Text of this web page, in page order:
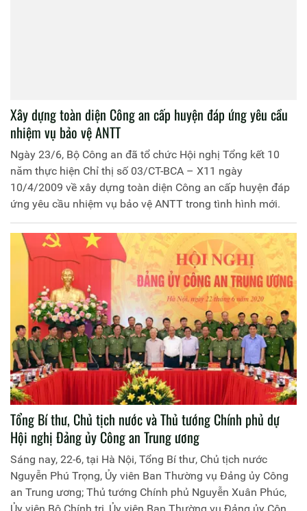
Xây dựng toàn diện Công an cấp huyện đáp ứng yêu cầu
nhiệm vụ bảo vệ ANTT
Ngày 23/6, Bộ Công an đã tổ chức Hội nghị Tổng kết 10
năm thực hiện Chỉ thị số 03/CT-BCA – X11 ngày
10/4/2009 về xây dựng toàn diện Công an cấp huyện đáp
ứng yêu cầu nhiệm vụ bảo vệ ANTT trong tình hình mới.
Tổng Bí thư, Chủ tịch nước và Thủ tướng Chính phủ dự
Hội nghị Đảng ủy Công an Trung ương
Sáng nay, 22-6, tại Hà Nội, Tổng Bí thư, Chủ tịch nước
Nguyễn Phú Trọng, Ủy viên Ban Thường vụ Đảng ủy Công
an Trung ương; Thủ tướng Chính phủ Nguyễn Xuân Phúc,
Ủy viên Bộ Chính trị, Ủy viên Ban Thường vụ Đảng ủy Công